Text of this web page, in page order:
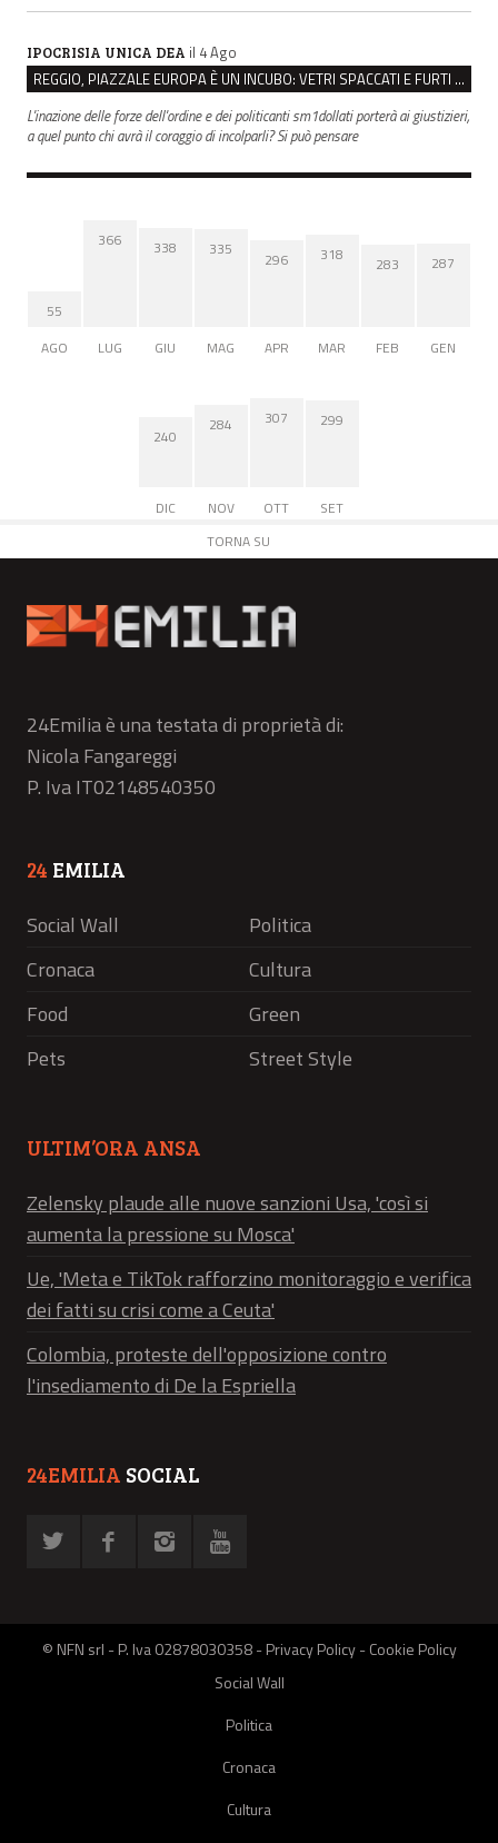
IPOCRISIA UNICA DEA il 4 Ago
REGGIO, PIAZZALE EUROPA È UN INCUBO: VETRI SPACCATI E FURTI SULLE AUTO IN SOSTA
L'inazione delle forze dell'ordine e dei politicanti sm1dollati porterà ai giustizieri,
a quel punto chi avrà il coraggio di incolparli? Si può pensare
55
AGO
366
LUG
338
GIU
335
MAG
296
APR
318
MAR
283
FEB
287
GEN
240
DIC
284
NOV
307
OTT
299
SET
TORNA SU
24Emilia è una testata di proprietà di:
Nicola Fangareggi
P. Iva IT02148540350
24 EMILIA
Social Wall
Politica
Cronaca
Cultura
Food
Green
Pets
Street Style
ULTIM’ORA ANSA
Zelensky plaude alle nuove sanzioni Usa, 'così si
aumenta la pressione su Mosca'
Ue, 'Meta e TikTok rafforzino monitoraggio e verifica
dei fatti su crisi come a Ceuta'
Colombia, proteste dell'opposizione contro
l'insediamento di De la Espriella
24EMILIA SOCIAL
© NFN srl - P. Iva 02878030358 -Privacy Policy-Cookie Policy
Social Wall
Politica
Cronaca
Cultura